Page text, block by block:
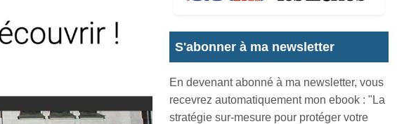
S'abonner à ma newsletter
En devenant abonné à ma newsletter, vous
recevrez automatiquement mon ebook : "La
stratégie sur-mesure pour protéger votre